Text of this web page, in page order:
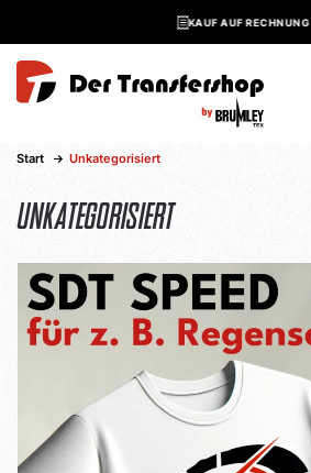
Skip to main content
KAUF AUF RECHNUNG
Start Unkategorisiert
Unkategorisiert